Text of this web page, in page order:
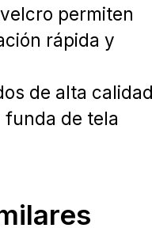
permiten
rápida y
de alta
funda de tela